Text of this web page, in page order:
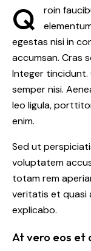
Q
roin
egestas nisi in
accumsan. Cras
Integer tincidunt.
semper nisi.
leo ligula,
enim.
Sed ut
voluptatem
totam rem
veritatis et
explicabo.
At vero eos et